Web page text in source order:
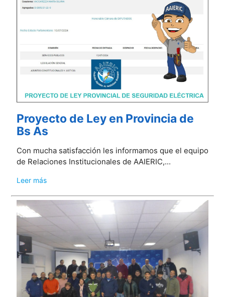
Proyecto de Ley en Provincia de
Bs As
Con mucha satisfacción les informamos que el equipo
de Relaciones Institucionales de AAIERIC,...
Leer más